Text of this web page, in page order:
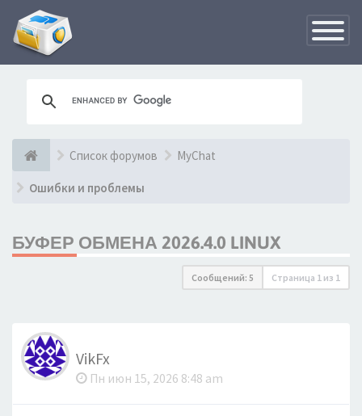
Список форумов MyChat
Ошибки и проблемы
БУФЕР ОБМЕНА 2026.4.0 LINUX
Сообщений: 5 Страница 1 из 1
VikFx
Пн июн 15, 2026 8:48 am